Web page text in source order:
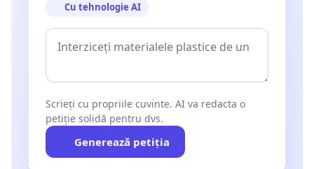
Cu tehnologie AI
Scrieți cu propriile cuvinte. AI va redacta o
petiție solidă pentru dvs.
Generează petiția